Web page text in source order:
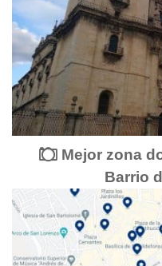
Mejor zona
Barrio